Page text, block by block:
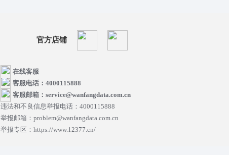
官方店铺
在线客服
客服电话：4000115888
客服邮箱：service@wanfangdata.com.cn
违法和不良信息举报电话：4000115888
举报邮箱：problem@wanfangdata.com.cn
举报专区：https://www.12377.cn/